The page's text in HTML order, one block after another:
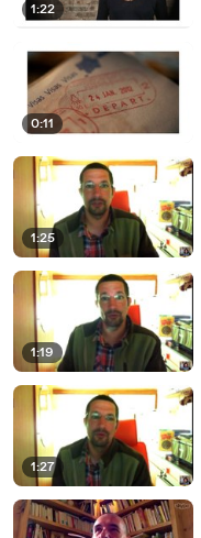
1:22
0:11
1:25
1:19
1:27